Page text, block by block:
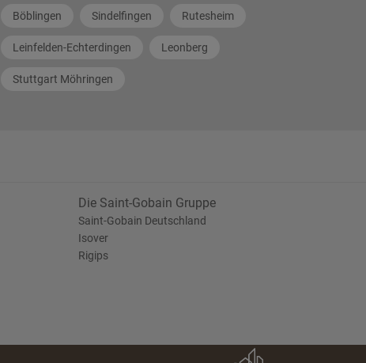
Böblingen Sindelfingen Rutesheim
Leinfelden-Echterdingen Leonberg
Stuttgart Möhringen
Die Saint-Gobain Gruppe
Saint-Gobain Deutschland
Isover
Rigips